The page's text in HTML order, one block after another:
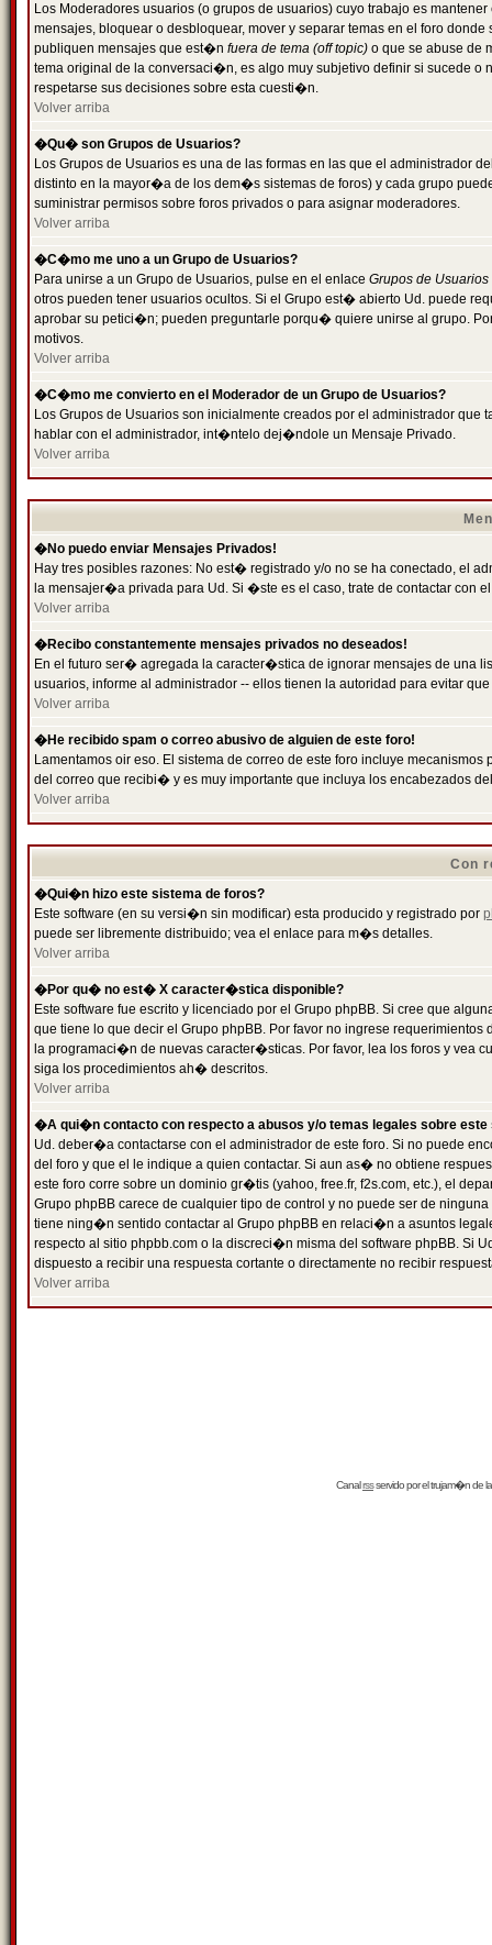
Los Moderadores usuarios (o grupos de usuarios) cuyo trabajo es
mensajes, bloquear o desbloquear, mover y separar temas en el foro
publiquen mensajes que est�n fuera de tema (off topic) o que se abuse de
tema original de la conversaci�n, es algo muy subjetivo definir si sucede
respetarse sus decisiones sobre esta cuesti�n.
Volver arriba
�Qu� son Grupos de Usuarios?
Los Grupos de Usuarios es una de las formas en las que el administrador
distinto en la mayor�a de los dem�s sistemas de foros) y cada grupo
suministrar permisos sobre foros privados o para asignar moderadores.
Volver arriba
�C�mo me uno a un Grupo de Usuarios?
Para unirse a un Grupo de Usuarios, pulse en el enlace Grupos de Usuarios
otros pueden tener usuarios ocultos. Si el Grupo est� abierto Ud. puede
aprobar su petici�n; pueden preguntarle porqu� quiere unirse al grupo.
motivos.
Volver arriba
�C�mo me convierto en el Moderador de un Grupo de Usuarios?
Los Grupos de Usuarios son inicialmente creados por el administrador
hablar con el administrador, int�ntelo dej�ndole un Mensaje Privado.
Volver arriba
�No puedo enviar Mensajes Privados!
Hay tres posibles razones: No est� registrado y/o no se ha conectado, el
la mensajer�a privada para Ud. Si �ste es el caso, trate de contactar con
Volver arriba
�Recibo constantemente mensajes privados no deseados!
En el futuro ser� agregada la caracter�stica de ignorar mensajes de una
usuarios, informe al administrador -- ellos tienen la autoridad para evitar
Volver arriba
�He recibido spam o correo abusivo de alguien de este foro!
Lamentamos oir eso. El sistema de correo de este foro incluye
del correo que recibi� y es muy importante que incluya los encabezados
Volver arriba
Con
�Qui�n hizo este sistema de foros?
Este software (en su versi�n sin modificar) esta producido y registrado por
puede ser libremente distribuido; vea el enlace para m�s detalles.
Volver arriba
�Por qu� no est� X caracter�stica disponible?
Este software fue escrito y licenciado por el Grupo phpBB. Si cree que
que tiene lo que decir el Grupo phpBB. Por favor no ingrese
la programaci�n de nuevas caracter�sticas. Por favor, lea los foros y vea
siga los procedimientos ah� descritos.
Volver arriba
�A qui�n contacto con respecto a abusos y/o temas legales sobre este
Ud. deber�a contactarse con el administrador de este foro. Si no puede
del foro y que el le indique a quien contactar. Si aun as� no obtiene
este foro corre sobre un dominio gr�tis (yahoo, free.fr, f2s.com, etc.), el
Grupo phpBB carece de cualquier tipo de control y no puede ser de
tiene ning�n sentido contactar al Grupo phpBB en relaci�n a asuntos
respecto al sitio phpbb.com o la discreci�n misma del software phpBB. Si
dispuesto a recibir una respuesta cortante o directamente no recibir
Volver arriba
Canalrssservido por eltrujam�nde